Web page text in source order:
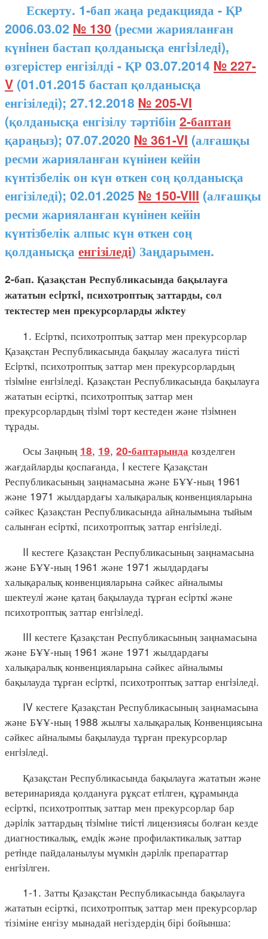
Ескерту. 1-бап жаңа редакцияда - ҚР
2006.03.02 № 130 (ресми жарияланған
күнiнен бастап қолданысқа енгiзiледi),
өзгерістер енгізілді - ҚР 03.07.2014 № 227-
V (01.01.2015 бастап қолданысқа
енгізіледі); 27.12.2018 № 205-VI
(қолданысқа енгізілу тәртібін2-баптан
қараңыз); 07.07.2020 № 361-VI (алғашқы
ресми жарияланған күнінен кейін
күнтізбелік он күн өткен соң қолданысқа
енгізіледі); 02.01.2025 № 150-VIII (алғашқы
ресми жарияланған күнінен кейін
күнтізбелік алпыс күн өткен соң
қолданысқа енгізіледі) Заңдарымен.
2-бап. Қазақстан Республикасында бақылауға
жататын есiрткi, психотроптық заттарды, сол
тектестер мен прекурсорларды жiктеу
1. Есiрткi, психотроптық заттар мен прекурсорлар
Қазақстан Республикасында бақылау жасалуға тиісті
Есiрткi, психотроптық заттар мен прекурсорлардың
тiзiмiне енгiзiледi. Қазақстан Республикасында бақылауға
жататын есірткі, психотроптық заттар мен
прекурсорлардың тiзiмi төрт кестеден және тiзiмнен
тұрады.
Осы Заңның 18, 19, 20-баптарында көзделген
жағдайларды қоспағанда, I кестеге Қазақстан
Республикасының заңнамасына және БҰҰ-ның 1961
және 1971 жылдардағы халықаралық конвенцияларына
сәйкес Қазақстан Республикасында айналымына тыйым
салынған есiрткi, психотроптық заттар енгiзiледi.
II кестеге Қазақстан Республикасының заңнамасына
және БҰҰ-ның 1961 және 1971 жылдардағы
халықаралық конвенцияларына сәйкес айналымы
шектеулi және қатаң бақылауда тұрған есiрткi және
психотроптық заттар енгiзiледi.
III кестеге Қазақстан Республикасының заңнамасына
және БҰҰ-ның 1961 және 1971 жылдардағы
халықаралық конвенцияларына сәйкес айналымы
бақылауда тұрған есiрткi, психотроптық заттар енгiзiледi.
IV кестеге Қазақстан Республикасының заңнамасына
және БҰҰ-ның 1988 жылғы халықаралық Конвенциясына
сәйкес айналымы бақылауда тұрған прекурсорлар
енгiзiледi.
Қазақстан Республикасында бақылауға жататын және
ветеринарияда қолдануға рұқсат етiлген, құрамында
есiрткi, психотроптық заттар мен прекурсорлар бар
дәрiлiк заттардың тiзiмiне тиiстi лицензиясы болған кезде
диагностикалық, емдiк және профилактикалық заттар
ретiнде пайдаланылуы мүмкiн дәрiлiк препараттар
енгiзiлген.
1-1. Затты Қазақстан Республикасында бақылауға
жататын есірткі, психотроптық заттар мен прекурсорлар
тізіміне енгізу мынадай негіздердің бірі бойынша: